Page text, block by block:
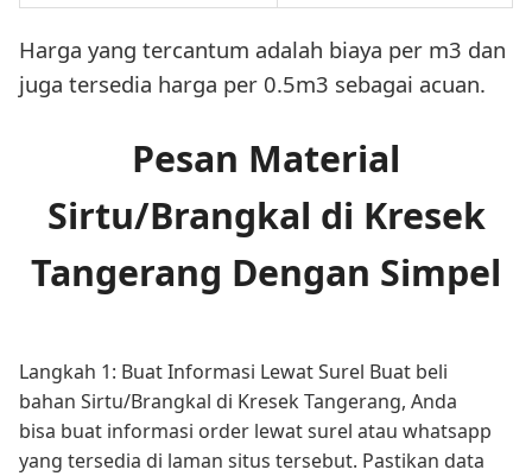
Harga yang tercantum adalah biaya per m3 dan
juga tersedia harga per 0.5m3 sebagai acuan.
Pesan Material
Sirtu/Brangkal di Kresek
Tangerang Dengan Simpel
Langkah 1: Buat Informasi Lewat Surel Buat beli
bahan Sirtu/Brangkal di Kresek Tangerang, Anda
bisa buat informasi order lewat surel atau whatsapp
yang tersedia di laman situs tersebut. Pastikan data